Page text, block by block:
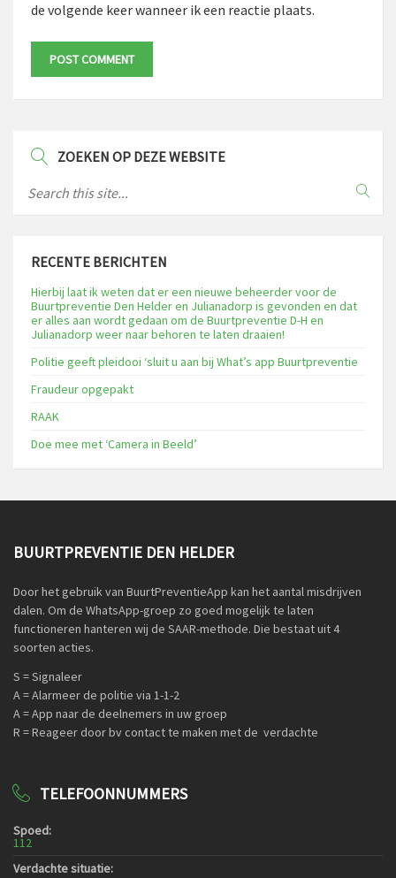
de volgende keer wanneer ik een reactie plaats.
ZOEKEN OP DEZE WEBSITE
RECENTE BERICHTEN
Hierbij laat ik weten dat er een nieuwe beheerder voor de
Buurtpreventie Den Helder en Julianadorp is gevonden en dat
er alles aan wordt gedaan om de Buurtpreventie D-H en
Julianadorp weer naar behoren te laten draaien!
Politie geeft pleidooi ‘sluit u aan bij What’s app Buurtpreventie
Fraudeur opgepakt
RAAK
Doe mee met ‘Camera in Beeld’
BUURTPREVENTIE DEN HELDER
Door het gebruik van BuurtPreventieApp kan het aantal misdrijven
dalen. Om de WhatsApp-groep zo goed mogelijk te laten
functioneren hanteren wij de SAAR-methode. Die bestaat uit 4
soorten acties.
S = Signaleer
A = Alarmeer de politie via 1-1-2
A = App naar de deelnemers in uw groep
R = Reageer door bv contact te maken met de verdachte
TELEFOONNUMMERS
Spoed:
112
Verdachte situatie: